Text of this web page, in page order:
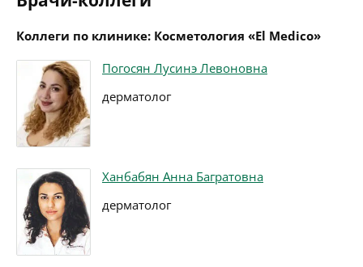
Коллеги по клинике: Косметология «El Medico»
Погосян Лусинэ Левоновна
дерматолог
Ханбабян Анна Багратовна
дерматолог